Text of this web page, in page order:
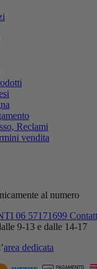
Reclami
vendita
al numero
06 57171699
9-13 e dalle 14-17
area dedicata